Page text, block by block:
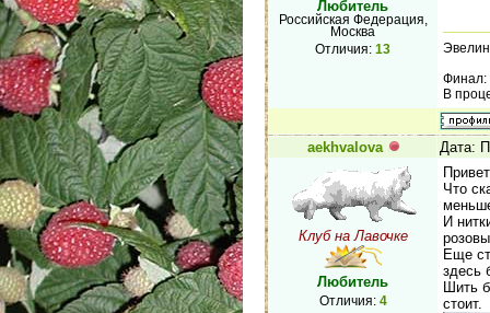
Любитель
Российская Федерация,
Москва
Отличия: 13
Финал:
В
aekhvalova Дата:
Клуб на Лавочке
Любитель
Отличия: 4
Что
И
Еще
здесь
Шить
стоит.